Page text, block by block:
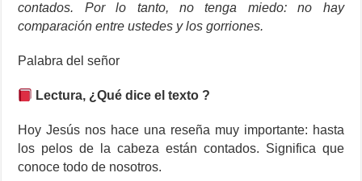
contados. Por lo tanto, no tenga miedo: no hay
comparación entre ustedes y los gorriones.
Palabra del señor
Lectura, ¿Qué dice el texto ?
Hoy Jesús nos hace una reseña muy importante: hasta
los pelos de la cabeza están contados. Significa que
conoce todo de nosotros.